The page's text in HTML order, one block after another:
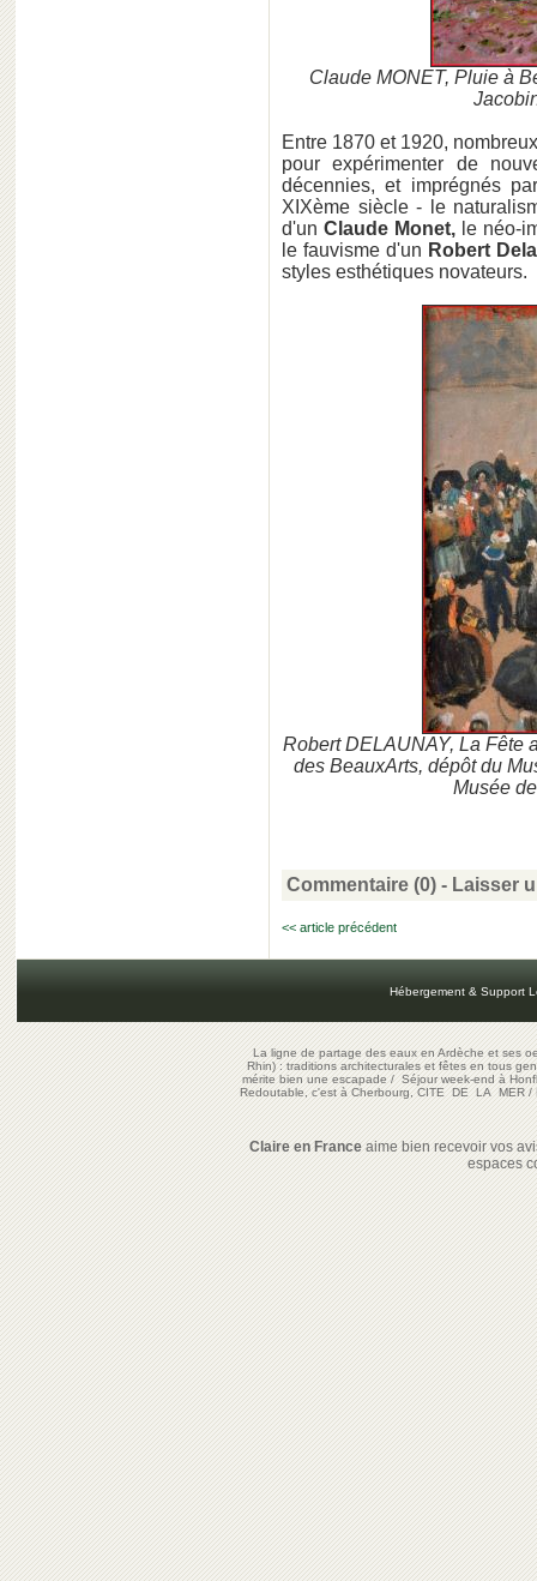
Claude MONET, Pluie à
Entre 1870 et 1920,
pour expérimenter de
décennies, et imprégnés
XIXème siècle - le
d'un Claude Monet, le néo-
le fauvisme d'un Robert
styles esthétiques novateurs.
Robert DELAUNAY, La Fête
des BeauxArts, dépôt du
Musée
Commentaire (0) - Laisser
<< article précédent
Hébergement & Support
La ligne de partage des eaux en Ardèche et ses
Rhin) : traditions architecturales et fêtes en tous
mérite bien une escapade/Séjour week-end à
Redoutable, c'est à Cherbourg, CITE DE LA MER/
Claire en Franceaime bien recevoir vos
espaces